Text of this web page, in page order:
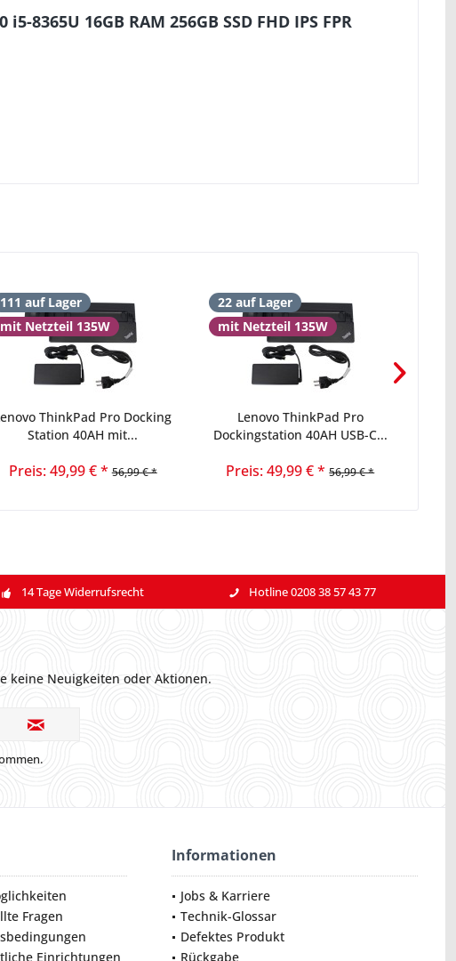
16GB RAM 256GB SSD FHD IPS FPR
111 auf Lager
mit Netzteil 135W
ThinkPad Pro Docking
Station 40AH mit...
Preis: 49,99 € * 56,99 € *
22 auf Lager
mit Netzteil 135W
Lenovo ThinkPad Pro
Dockingstation 40AH USB-C...
Preis: 49,99 € * 56,99 € *
14 Tage Widerrufsrecht Hotline 0208 38 57 43 77
keine Neuigkeiten oder Aktionen.
Fragen
Einrichtungen
Informationen
Jobs & Karriere
Technik-Glossar
Defektes Produkt
Rückgabe